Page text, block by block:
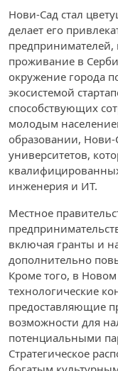
Нови-Сад стал
делает его
проживание в
окружение города
экосистемой
способствующих
молодым
образовании, Нови-
университетов,
инженерия и ИТ.
Местное
включая гранты и
дополнительно
Кроме того, в
технологические
предоставляющие
возможности для
потенциальными
Стратегическое